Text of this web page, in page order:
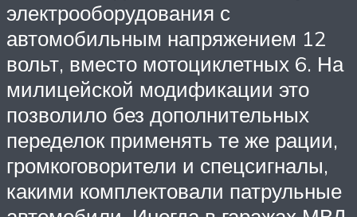
электрооборудования с
автомобильным напряжением 12
вольт, вместо мотоциклетных 6. На
милицейской модификации это
позволило без дополнительных
переделок применять те же рации,
громкоговорители и спецсигналы,
какими комплектовали патрульные